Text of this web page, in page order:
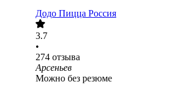
Додо Пицца Россия
3.7
•
274 отзыва
Арсеньев
Можно без резюме